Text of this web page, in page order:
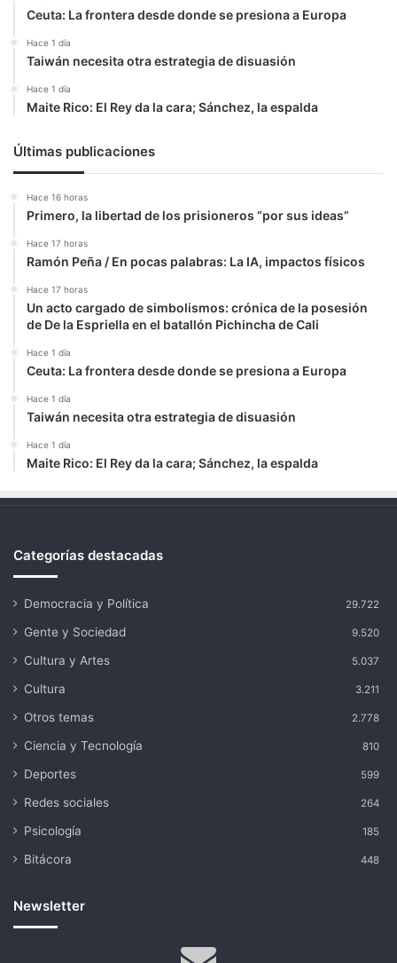
Ceuta: La frontera desde donde se presiona a Europa
Hace 1 día
Taiwán necesita otra estrategia de disuasión
Hace 1 día
Maite Rico: El Rey da la cara; Sánchez, la espalda
Últimas publicaciones
Hace 16 horas
Primero, la libertad de los prisioneros “por sus ideas”
Hace 17 horas
Ramón Peña / En pocas palabras: La IA, impactos físicos
Hace 17 horas
Un acto cargado de simbolismos: crónica de la posesión
de De la Espriella en el batallón Pichincha de Cali
Hace 1 día
Ceuta: La frontera desde donde se presiona a Europa
Hace 1 día
Taiwán necesita otra estrategia de disuasión
Hace 1 día
Maite Rico: El Rey da la cara; Sánchez, la espalda
Categorías destacadas
Democracia y Política 29.722
Gente y Sociedad 9.520
Cultura y Artes 5.037
Cultura 3.211
Otros temas 2.778
Ciencia y Tecnología 810
Deportes 599
Redes sociales 264
Psicología 185
Bitácora 448
Newsletter